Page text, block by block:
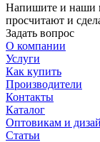
Напишите и наши
просчитают и
Задать вопрос
О компании
Услуги
Как купить
Производители
Контакты
Каталог
Оптовикам и
Статьи